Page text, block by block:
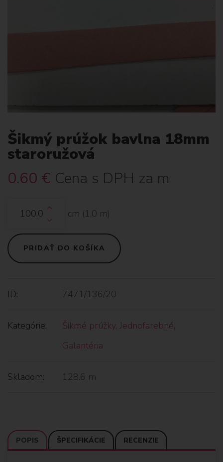
Šikmý prúžok bavlna 18mm
staroružová
0.60 € Cena s DPH za m
cm (1.0 m)
PRIDAŤ DO KOŠÍKA
ID: 7471/136/20
Kategórie: Šikmé prúžky, Jednofarebné,
Galantéria
Skladom: 128.6 m
POPIS ŠPECIFIKÁCIE RECENZIE